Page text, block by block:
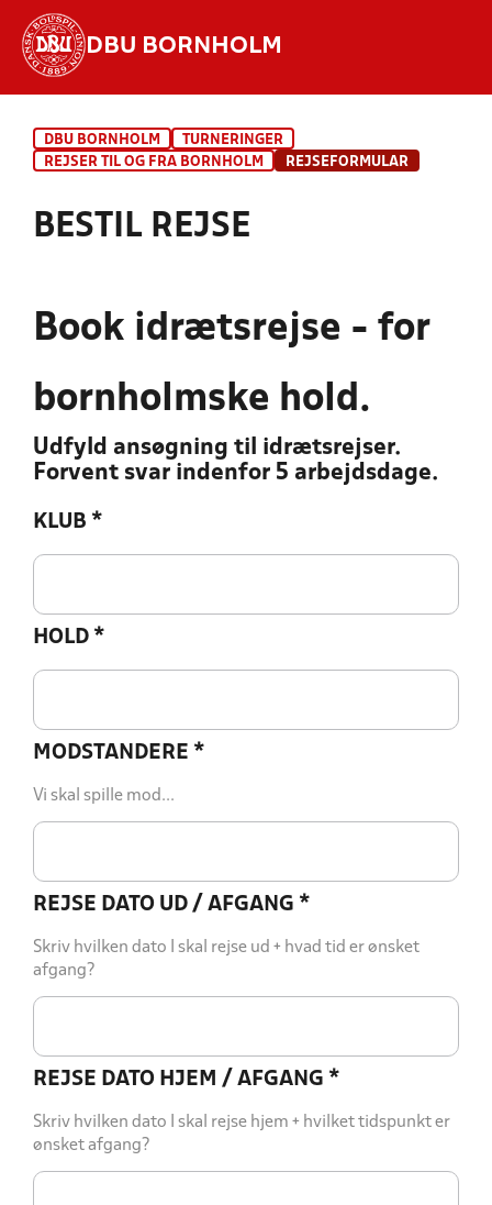
DBU BORNHOLM
INDHOLD OG NYHEDER
HOLD
DBU BORNHOLM
TURNERINGER
REJSER TIL OG FRA BORNHOLM
REJSEFORMULAR
BESTIL REJSE
Book idrætsrejse - for
bornholmske hold.
Udfyld ansøgning til idrætsrejser.
Forvent svar indenfor 5 arbejdsdage.
KLUB *
HOLD *
MODSTANDERE *
Vi skal spille mod...
REJSE DATO UD / AFGANG *
Skriv hvilken dato I skal rejse ud + hvad tid er ønsket
afgang?
REJSE DATO HJEM / AFGANG *
Skriv hvilken dato I skal rejse hjem + hvilket tidspunkt er
ønsket afgang?